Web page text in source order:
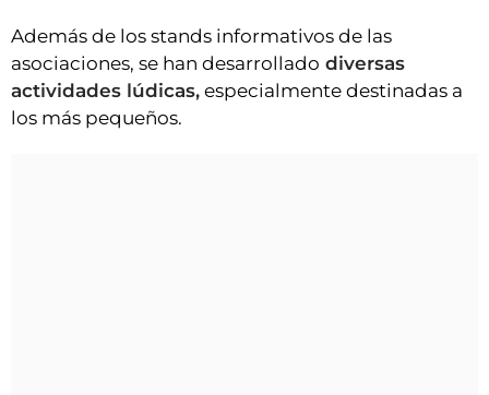
Además de los stands informativos de las
asociaciones, se han desarrollado diversas
actividades lúdicas, especialmente destinadas a
los más pequeños.